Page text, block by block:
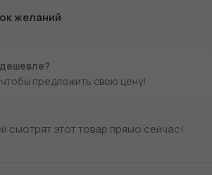
желаний
, чтобы предложить свою цену!
смотрят этот товар прямо сейчас!